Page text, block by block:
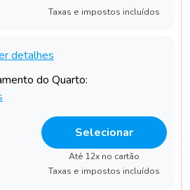
Taxas e impostos incluídos
detalhes
do Quarto:
Selecionar
Até 12x no cartão
Taxas e impostos incluídos